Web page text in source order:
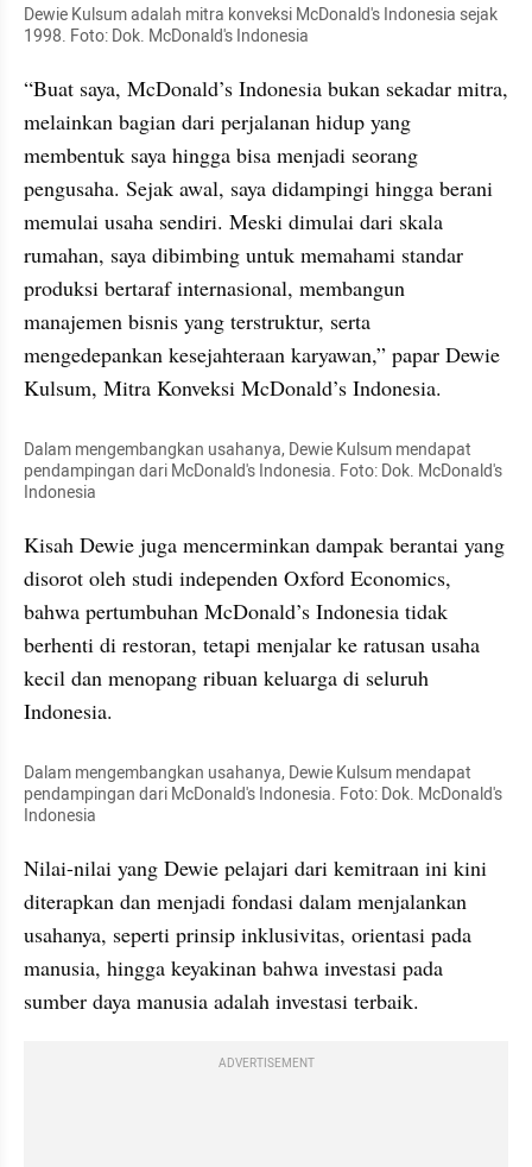
Dewie Kulsum adalah mitra konveksi McDonald's Indonesia sejak
1998. Foto: Dok. McDonald's Indonesia
“Buat saya, McDonald’s Indonesia bukan sekadar mitra,
melainkan bagian dari perjalanan hidup yang
membentuk saya hingga bisa menjadi seorang
pengusaha. Sejak awal, saya didampingi hingga berani
memulai usaha sendiri. Meski dimulai dari skala
rumahan, saya dibimbing untuk memahami standar
produksi bertaraf internasional, membangun
manajemen bisnis yang terstruktur, serta
mengedepankan kesejahteraan karyawan,” papar Dewie
Kulsum, Mitra Konveksi McDonald’s Indonesia.
Dalam mengembangkan usahanya, Dewie Kulsum mendapat
pendampingan dari McDonald's Indonesia. Foto: Dok. McDonald's
Indonesia
Kisah Dewie juga mencerminkan dampak berantai yang
disorot oleh studi independen Oxford Economics,
bahwa pertumbuhan McDonald’s Indonesia tidak
berhenti di restoran, tetapi menjalar ke ratusan usaha
kecil dan menopang ribuan keluarga di seluruh
Indonesia.
Dalam mengembangkan usahanya, Dewie Kulsum mendapat
pendampingan dari McDonald's Indonesia. Foto: Dok. McDonald's
Indonesia
Nilai-nilai yang Dewie pelajari dari kemitraan ini kini
diterapkan dan menjadi fondasi dalam menjalankan
usahanya, seperti prinsip inklusivitas, orientasi pada
manusia, hingga keyakinan bahwa investasi pada
sumber daya manusia adalah investasi terbaik.
ADVERTISEMENT